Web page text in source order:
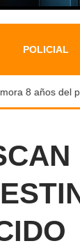
POLICIAL
8 años del